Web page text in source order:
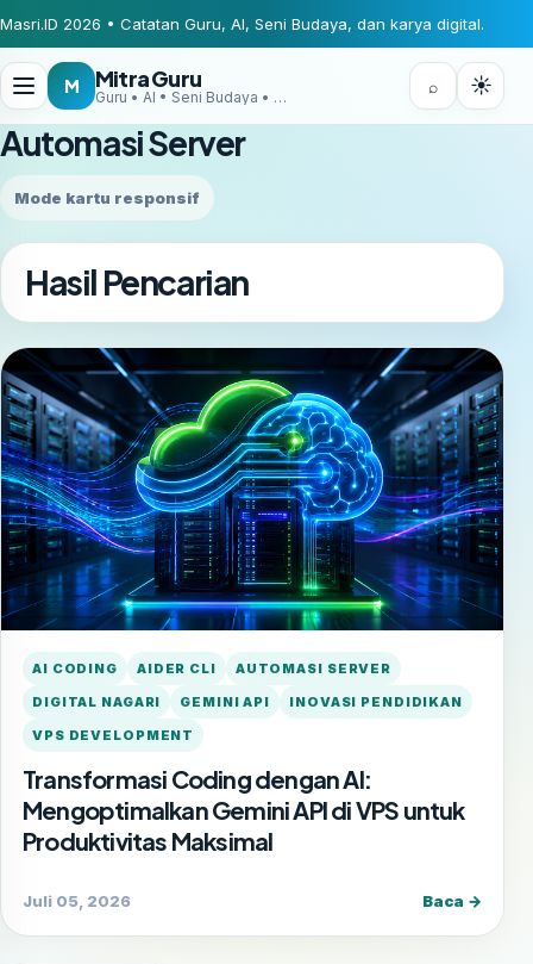
Masri.ID 2026 • Catatan Guru, AI, Seni Budaya, dan karya digital.
M Mitra Guru
Guru • AI • Seni Budaya • Digital Creator
⌕ ☀
Automasi Server
Mode kartu responsif
Hasil Pencarian
AI CODING AIDER CLI
AUTOMASI SERVER
DIGITAL NAGARI
GEMINI API
INOVASI PENDIDIKAN
VPS DEVELOPMENT
Transformasi Coding dengan AI:
Mengoptimalkan Gemini API di VPS untuk
Produktivitas Maksimal
Juli 05, 2026 Baca →